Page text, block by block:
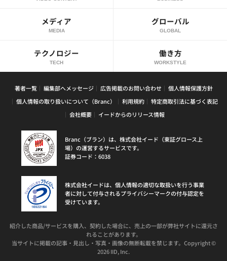
メディア
MEDIA
グローバル
GLOBAL
テクノロジー
TECH
働き方
WORKSTYLE
著者一覧 編集部へメッセージ 広告掲載のお問い合わせ
個人情報保護方針
個人情報の取り扱いについて（Branc）
利用規約
特定商取引法に基づく表記
会社概要
イードからのリリース情報
Branc（ブラン）は、株式会社イード（東証グロース上
場）の運営するサービスです。
証券コード：6038
株式会社イードは、個人情報の適切な取扱いを行う事業
者に対して付与されるプライバシーマークの付与認定を
受けています。
紹介した商品/サービスを購入、契約した場合に、売上の一部が弊社サイトに還元さ
れることがあります。
当サイトに掲載の記事・見出し・写真・画像の無断転載を禁じます。Copyright ©
2026 IID, Inc.